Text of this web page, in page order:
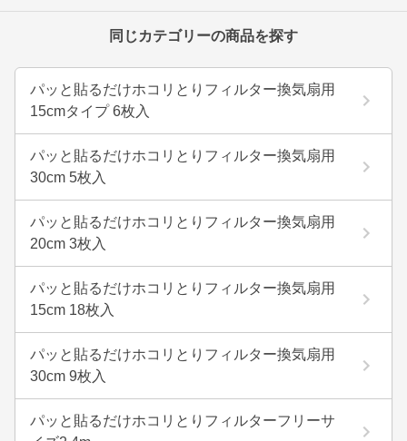
同じカテゴリーの商品を探す
パッと貼るだけホコリとりフィルター換気扇用
15cmタイプ 6枚入
パッと貼るだけホコリとりフィルター換気扇用
30cm 5枚入
パッと貼るだけホコリとりフィルター換気扇用
20cm 3枚入
パッと貼るだけホコリとりフィルター換気扇用
15cm 18枚入
パッと貼るだけホコリとりフィルター換気扇用
30cm 9枚入
パッと貼るだけホコリとりフィルターフリーサ